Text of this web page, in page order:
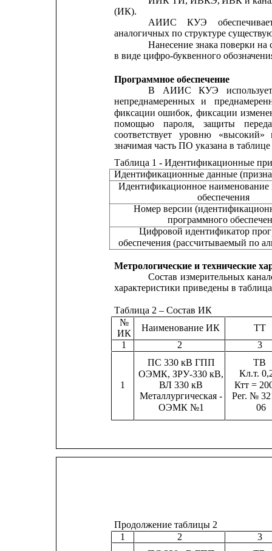
(ИК).
АИИС
КУЭ
аналогичных по структуре
Нанесение знака поверки на
в виде цифро-буквенного
Программное обеспечение
В
АИИС КУЭ
непреднамеренных
и
фиксации ошибок, фиксации
помощью
пароля, защиты
соответствует
уровню «высокий»
значимая часть ПО указана в таблице
обеспечения
Таблица 1 - Идентификационные
Идентификационные данные
Идентификационное наименование
Номер версии
программного
Цифровой идентификатор
обеспечения (рассчитываемый по
Метрологические и технические
Состав измерительных
характеристики приведены в
Наименование ИК ТТ
1
ПС 330 кВ ГПП
ОЭМК, ЗРУ-330 кВ,
ВЛ 330 кВ
Металлургическая -
ОЭМК №1
ТВ
Кл.т.
Ктт =
Рег. №
06
Таблица 2 – Состав ИК
№
ИК
1
2 3
Продолжение таблицы 2
1
2 3